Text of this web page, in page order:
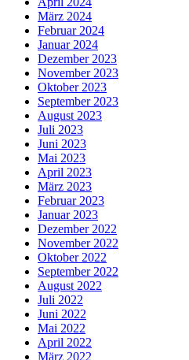
März 2024
Februar 2024
Januar 2024
Dezember 2023
November 2023
Oktober 2023
September 2023
August 2023
Juli 2023
Juni 2023
Mai 2023
April 2023
März 2023
Februar 2023
Januar 2023
Dezember 2022
November 2022
Oktober 2022
September 2022
August 2022
Juli 2022
Juni 2022
Mai 2022
April 2022
März 2022